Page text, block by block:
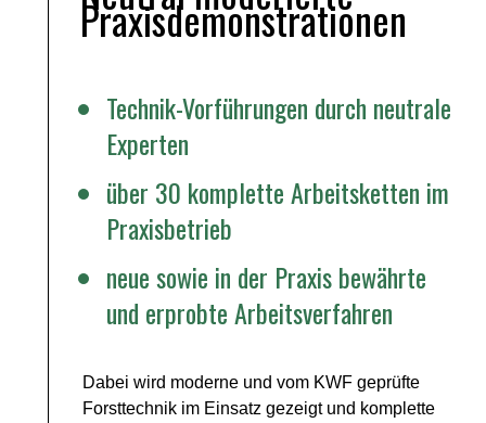
Praxisdemonstrationen
Technik-Vorführungen durch neutrale
Experten
über 30 komplette Arbeitsketten im
Praxisbetrieb
neue sowie in der Praxis bewährte
und erprobte Arbeitsverfahren
Dabei wird moderne und vom KWF geprüfte
Forsttechnik im Einsatz gezeigt und komplette